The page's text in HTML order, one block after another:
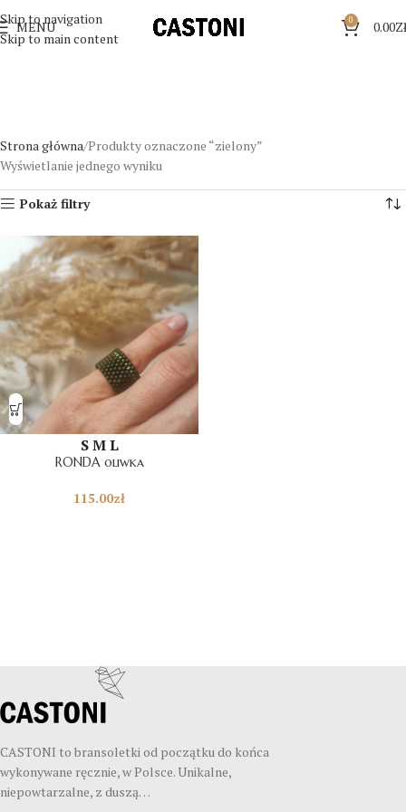
Skip to navigation
Skip to main content
MENU 0 0.00
Strona główna Produkty oznaczone “zielony”
Wyświetlanie jednego wyniku
Pokaż filtry
SML
RONDA oliwka
115.00zł
CASTONI to bransoletki od początku do końca
wykonywane ręcznie, w Polsce. Unikalne,
niepowtarzalne, z duszą…